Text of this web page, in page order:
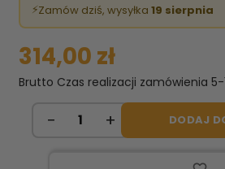
⚡Zamów dziś, wysyłka 19 sierpnia
314,00 zł
Brutto Czas realizacji zamówienia
DODAJ